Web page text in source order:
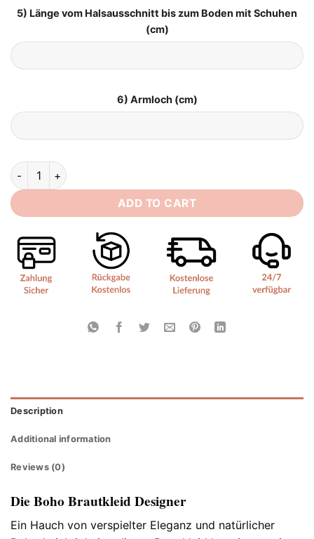
5) Länge vom Halsausschnitt bis zum Boden mit Schuhen
(cm)
6) Armloch (cm)
Boho Brautkleid Designer quantity
ADD TO CART
Description
Additional information
Reviews (0)
Die Boho Brautkleid Designer
Ein Hauch von verspielter Eleganz und natürlicher